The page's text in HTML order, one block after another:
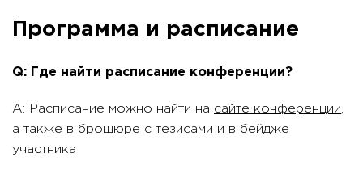
Программа и расписание
Q: Где найти расписание конференции?
A: Расписание можно найти на сайте конференции,
а также в брошюре с тезисами и в бейдже
участника